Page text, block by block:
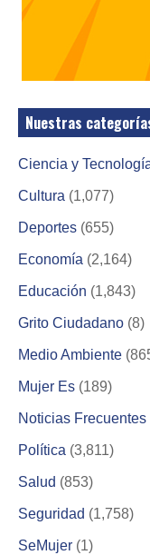
Nuestras
Ciencia y
Cultura (1,077)
Deportes (655)
Economía (2,164)
Educación (1,843)
Grito Ciudadano (8)
Medio Ambiente
Mujer Es (189)
Noticias Frecuentes
Política (3,811)
Salud (853)
Seguridad (1,758)
SeMujer (1)